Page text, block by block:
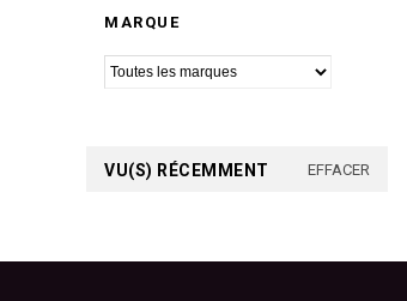
MARQUE
VU(S) RÉCEMMENT EFFACER